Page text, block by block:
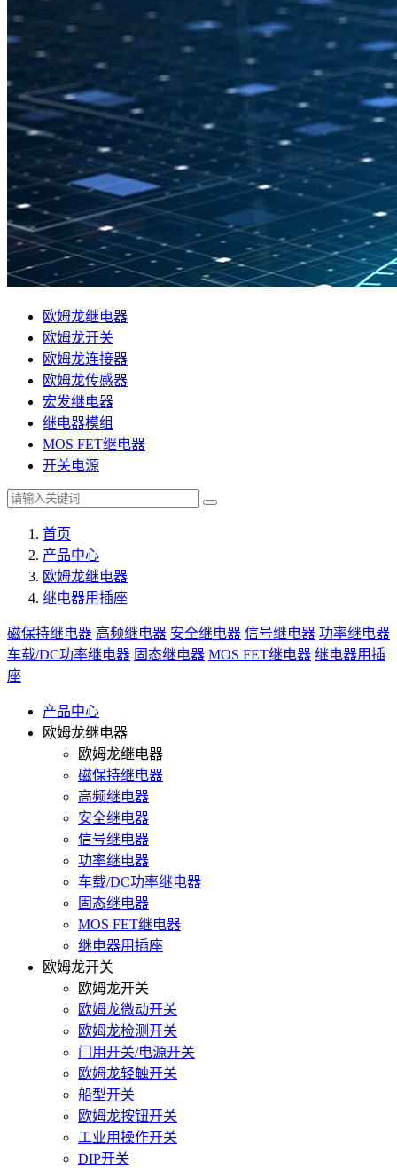
欧姆龙继电器
欧姆龙开关
欧姆龙连接器
欧姆龙传感器
宏发继电器
继电器模组
MOS FET继电器
开关电源
首页
产品中心
欧姆龙继电器
继电器用插座
磁保持继电器 高频继电器 安全继电器 信号继电器 功率继电器
车载/DC功率继电器 固态继电器 MOS FET继电器 继电器用插
座
产品中心
欧姆龙继电器
欧姆龙继电器
磁保持继电器
高频继电器
安全继电器
信号继电器
功率继电器
车载/DC功率继电器
固态继电器
MOS FET继电器
继电器用插座
欧姆龙开关
欧姆龙开关
欧姆龙微动开关
欧姆龙检测开关
门用开关/电源开关
欧姆龙轻触开关
船型开关
欧姆龙按钮开关
工业用操作开关
DIP开关